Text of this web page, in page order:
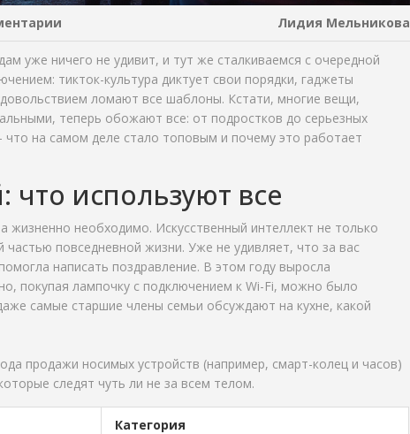
Лидия Мельникова
уже ничего не удивит, и тут же сталкиваемся с очередной
тикток-культура диктует свои порядки, гаджеты
ломают все шаблоны. Кстати, многие вещи,
теперь обожают все: от подростков до серьезных
на самом деле стало топовым и почему это работает
что используют все
необходимо. Искусственный интеллект не только
повседневной жизни. Уже не удивляет, что за вас
написать поздравление. В этом году выросла
покупая лампочку с подключением к Wi-Fi, можно было
самые старшие члены семьи обсуждают на кухне, какой
продажи носимых устройств (например, смарт-колец и часов)
следят чуть ли не за всем телом.
Категория